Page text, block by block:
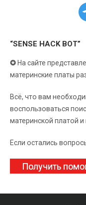
“SENSE HACK BOT”
✪ На сайте
материнские платы
Всё, что вам
воспользоваться
материнской платой
Если остались
Получить